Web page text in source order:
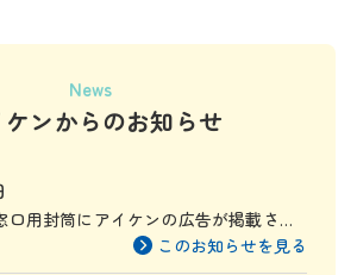
News
ケンからのお知らせ
口用封筒にアイケンの広告が掲載され
このお知らせを見る